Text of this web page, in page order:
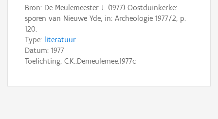
Bron: De Meulemeester J. (1977) Oostduinkerke:
sporen van Nieuwe Yde, in: Archeologie 1977/2, p.
120.
Type: literatuur
Datum: 1977
Toelichting: C.K.:Demeulemee:1977c